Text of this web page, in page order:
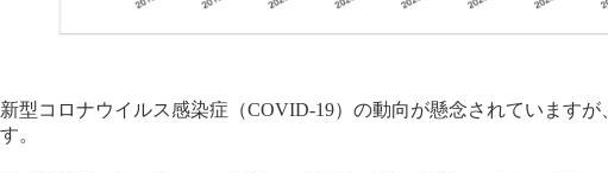
新型コロナウイルス感染症（COVID-19）の動向が懸念されています
す。